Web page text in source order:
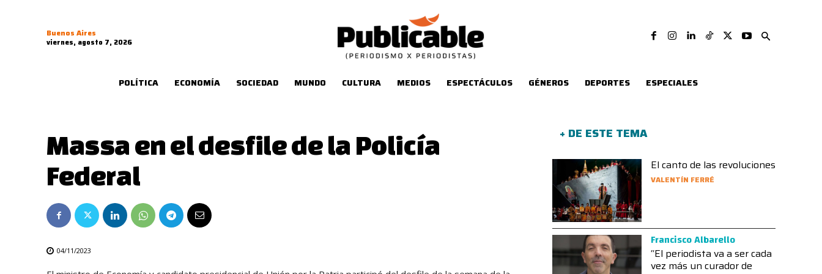
Buenos Aires
viernes, agosto 7, 2026
POLÍTICA ECONOMÍA SOCIEDAD MUNDO CULTURA MEDIOS ESPECTÁCULOS GÉNEROS DEPORTES ESPECIALES
Massa en el desfile de la Policía
Federal
04/11/2023
+ DE ESTE TEMA
El canto de las revoluciones
VALENTÍN FERRÉ
Francisco Albarello
“El periodista va a ser cada
vez más un curador de